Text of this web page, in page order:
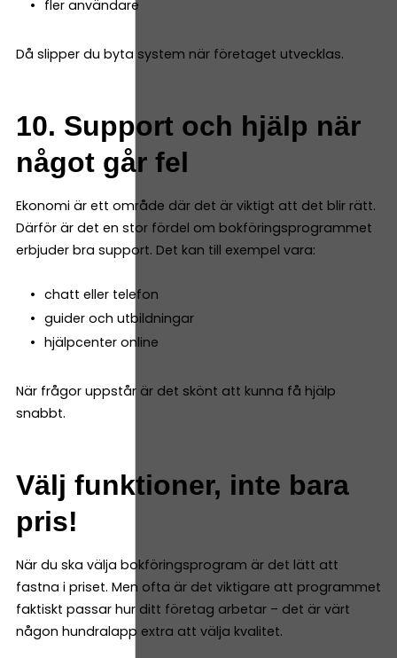
fler användare
Då slipper du byta system när företaget utvecklas.
10. Support och hjälp när
något går fel
Ekonomi är ett område där det är viktigt att det blir rätt.
Därför är det en stor fördel om bokföringsprogrammet
erbjuder bra support. Det kan till exempel vara:
chatt eller telefon
guider och utbildningar
hjälpcenter online
När frågor uppstår är det skönt att kunna få hjälp
snabbt.
Välj funktioner, inte bara
pris!
När du ska välja bokföringsprogram är det lätt att
fastna i priset. Men ofta är det viktigare att programmet
faktiskt passar hur ditt företag arbetar – det är värt
någon hundralapp extra att välja kvalitet.